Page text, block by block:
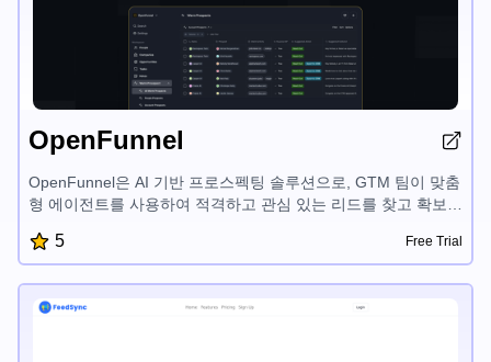
OpenFunnel
OpenFunnel은 AI 기반 프로스펙팅 솔루션으로, GTM 팀이 맞춤
형 에이전트를 사용하여 적격하고 관심 있는 리드를 찾고 확보할
여 귀하의 제품과 산업에 맞춤화된 일일 프로스펙트 목록을 제공
합니다. Slack 통합, 설정 시간 없음, 자체 개선 에이전트를 통해
더 빠른 전환을 이끌 수 있게 해줍니다.
5 Free Trial